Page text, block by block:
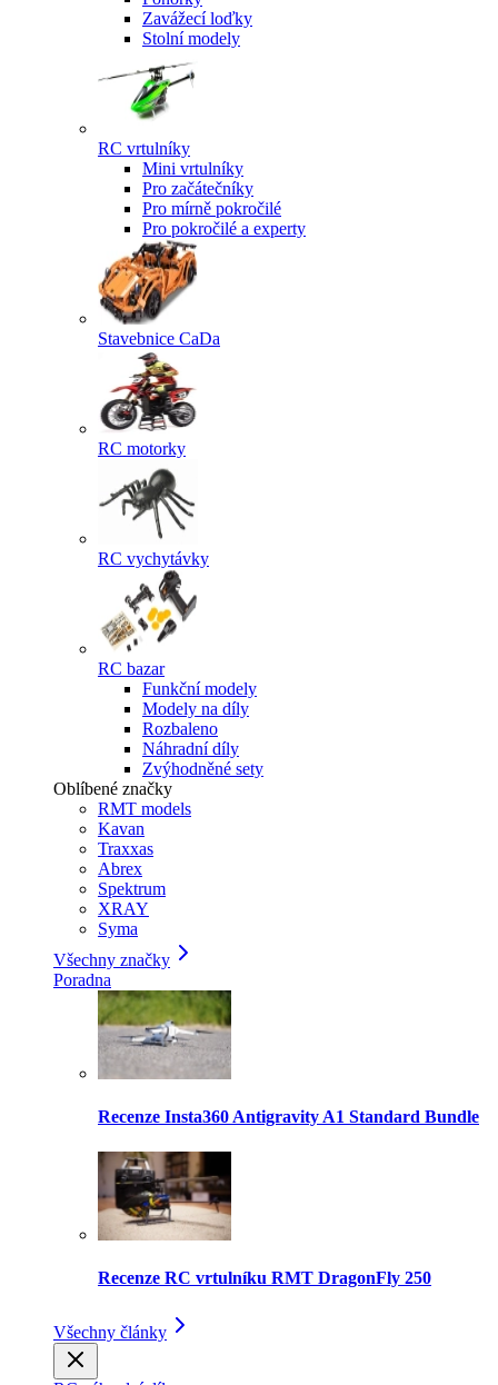
Zavážecí loďky
Stolní modely
RC vrtulníky
Mini vrtulníky
Pro začátečníky
Pro mírně pokročilé
Pro pokročilé a experty
Stavebnice CaDa
RC motorky
RC vychytávky
RC bazar
Funkční modely
Modely na díly
Rozbaleno
Náhradní díly
Zvýhodněné sety
Oblíbené značky
RMT models
Kavan
Traxxas
Abrex
Spektrum
XRAY
Syma
Všechny značky
Poradna
Recenze Insta360 Antigravity A1 Standard Bundle
Recenze RC vrtulníku RMT DragonFly 250
Všechny články